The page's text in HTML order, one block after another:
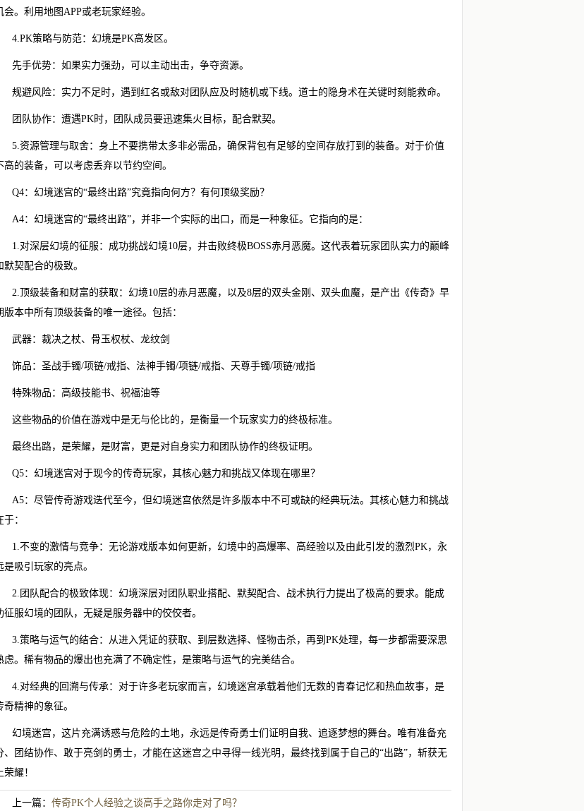
会。利用地图APP或老玩家经验。
4.PK策略与防范：幻境是PK高发区。
先手优势：如果实力强劲，可以主动出击，争夺资源。
规避风险：实力不足时，遇到红名或敌对团队应及时随机或下线。道士的隐身术在关键时刻能救命。
团队协作：遭遇PK时，团队成员要迅速集火目标，配合默契。
5.资源管理与取舍：身上不要携带太多非必需品，确保背包有足够的空间存放打到的装备。对于价值
高的装备，可以考虑丢弃以节约空间。
Q4：幻境迷宫的“最终出路”究竟指向何方？有何顶级奖励？
A4：幻境迷宫的“最终出路”，并非一个实际的出口，而是一种象征。它指向的是：
1.对深层幻境的征服：成功挑战幻境10层，并击败终极BOSS赤月恶魔。这代表着玩家团队实力的巅峰
默契配合的极致。
2.顶级装备和财富的获取：幻境10层的赤月恶魔，以及8层的双头金刚、双头血魔，是产出《传奇》早
版本中所有顶级装备的唯一途径。包括：
武器：裁决之杖、骨玉权杖、龙纹剑
饰品：圣战手镯/项链/戒指、法神手镯/项链/戒指、天尊手镯/项链/戒指
特殊物品：高级技能书、祝福油等
这些物品的价值在游戏中是无与伦比的，是衡量一个玩家实力的终极标准。
最终出路，是荣耀，是财富，更是对自身实力和团队协作的终极证明。
Q5：幻境迷宫对于现今的传奇玩家，其核心魅力和挑战又体现在哪里？
A5：尽管传奇游戏迭代至今，但幻境迷宫依然是许多版本中不可或缺的经典玩法。其核心魅力和挑战
于：
1.不变的激情与竞争：无论游戏版本如何更新，幻境中的高爆率、高经验以及由此引发的激烈PK，永
是吸引玩家的亮点。
2.团队配合的极致体现：幻境深层对团队职业搭配、默契配合、战术执行力提出了极高的要求。能成
征服幻境的团队，无疑是服务器中的佼佼者。
3.策略与运气的结合：从进入凭证的获取、到层数选择、怪物击杀，再到PK处理，每一步都需要深思
虑。稀有物品的爆出也充满了不确定性，是策略与运气的完美结合。
4.对经典的回溯与传承：对于许多老玩家而言，幻境迷宫承载着他们无数的青春记忆和热血故事，是
奇精神的象征。
幻境迷宫，这片充满诱惑与危险的土地，永远是传奇勇士们证明自我、追逐梦想的舞台。唯有准备充
、团结协作、敢于亮剑的勇士，才能在这迷宫之中寻得一线光明，最终找到属于自己的“出路”，斩获无
上荣耀！
上一篇： 传奇PK个人经验之谈高手之路你走对了吗？